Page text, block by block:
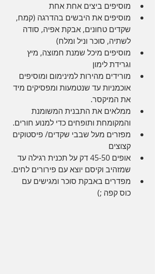
מוסיפים ביצים אחת אחת
מוסיפים את היבשים בהדרגה (קמח,
שקדים טחונים, אבקת אפיה, סודה
לשתיה, סוכר וניל ומלח)
מוסיפים מיכל שמנת חמוצה, מיץ
וגרידת לימון
מורידים מהירות למינימום ומוסיפים
אוכמניות עד שנטמעות ומפסיקים מיד
את המיקסר.
ממלאים את התבנית המשומנת
והמקומחת ותופחים כדי למנוע חורים.
מפזרים מעל שבבי שקדים/ פיסטוקים
קצוצים
אופים 45-50 דק על תכנית רגילה עד
שמזהיב וקיסם יוצא עם פירורים לחים.
מפדרים באבקת סוכר ומגישים עם
כוס קפה ;)